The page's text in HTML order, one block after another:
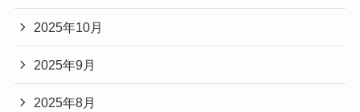
2025年10月
2025年9月
2025年8月